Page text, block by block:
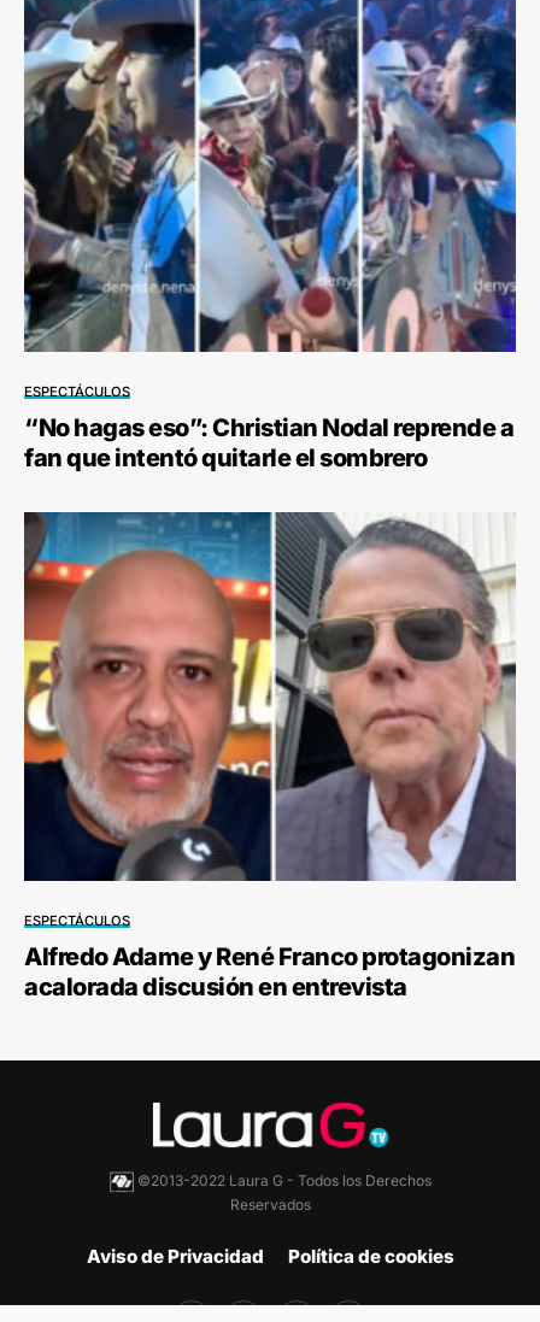
ESPECTÁCULOS
“No hagas eso”: Christian Nodal reprende a
fan que intentó quitarle el sombrero
ESPECTÁCULOS
Alfredo Adame y René Franco protagonizan
acalorada discusión en entrevista
©2013-2022 Laura G - Todos los Derechos
Reservados
Aviso de Privacidad Política de cookies